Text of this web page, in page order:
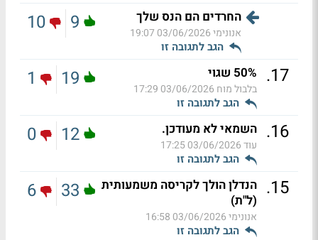
החרדים הם הנס שלך
אנונימי03/06/2026 19:07
הגב לתגובה זו
9
10
17
. 50% שגוי
בלבול מוח 03/06/2026 17:29
הגב לתגובה זו
19
1
16
. השמאי לא מעודכן.
עוד03/06/2026 17:25
הגב לתגובה זו
12
0
15
. הנדלן הולך לקריסה משמעותית
(ל"ת)
אנונימי03/06/2026 16:58
הגב לתגובה זו
33
6